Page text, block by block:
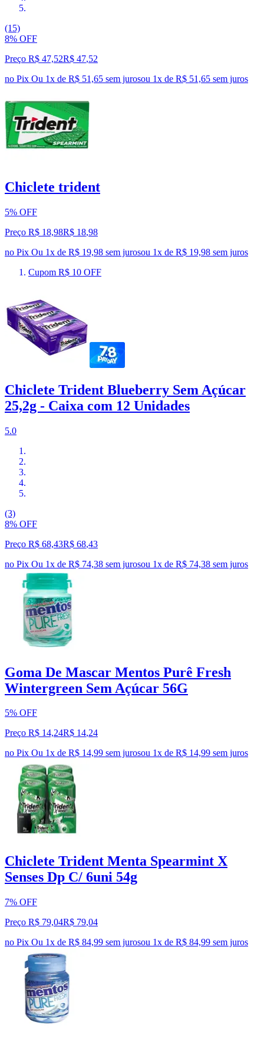
(15)
8% OFF
Preço R$ 47,52R$ 47,52
no Pix Ou 1x de R$ 51,65 sem jurosou 1x de R$ 51,65 sem juros
Chiclete trident
5% OFF
Preço R$ 18,98R$ 18,98
no Pix Ou 1x de R$ 19,98 sem jurosou 1x de R$ 19,98 sem juros
Cupom R$ 10 OFF
Chiclete Trident Blueberry Sem Açúcar
25,2g - Caixa com 12 Unidades
5.0
(3)
8% OFF
Preço R$ 68,43R$ 68,43
no Pix Ou 1x de R$ 74,38 sem jurosou 1x de R$ 74,38 sem juros
Goma De Mascar Mentos Purê Fresh
Wintergreen Sem Açúcar 56G
5% OFF
Preço R$ 14,24R$ 14,24
no Pix Ou 1x de R$ 14,99 sem jurosou 1x de R$ 14,99 sem juros
Chiclete Trident Menta Spearmint X
Senses Dp C/ 6uni 54g
7% OFF
Preço R$ 79,04R$ 79,04
no Pix Ou 1x de R$ 84,99 sem jurosou 1x de R$ 84,99 sem juros